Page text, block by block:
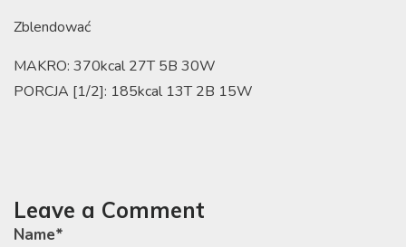
Zblendować
MAKRO: 370kcal 27T 5B 30W
PORCJA [1/2]: 185kcal 13T 2B 15W
Leave a Comment
Name*